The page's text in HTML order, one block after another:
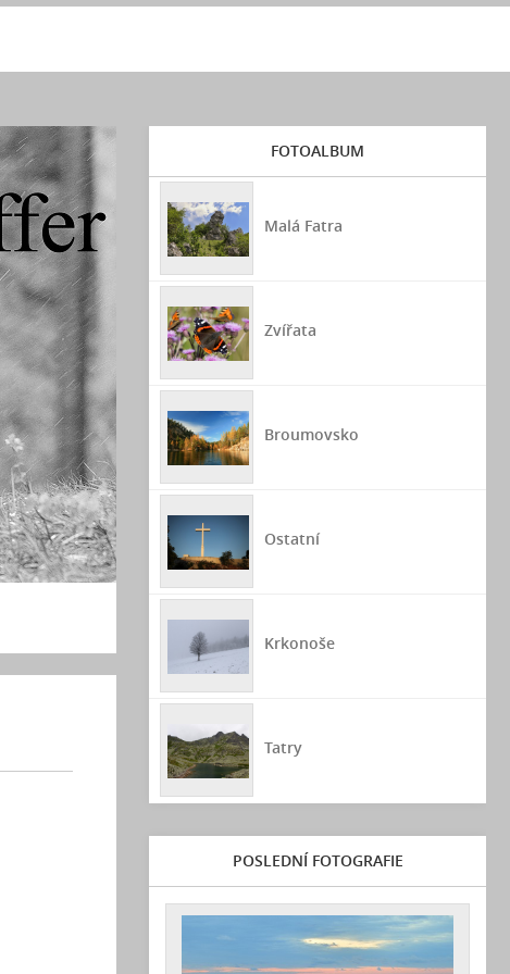
FOTOALBUM
Malá Fatra
Zvířata
Broumovsko
Ostatní
Krkonoše
Tatry
POSLEDNÍ FOTOGRAFIE